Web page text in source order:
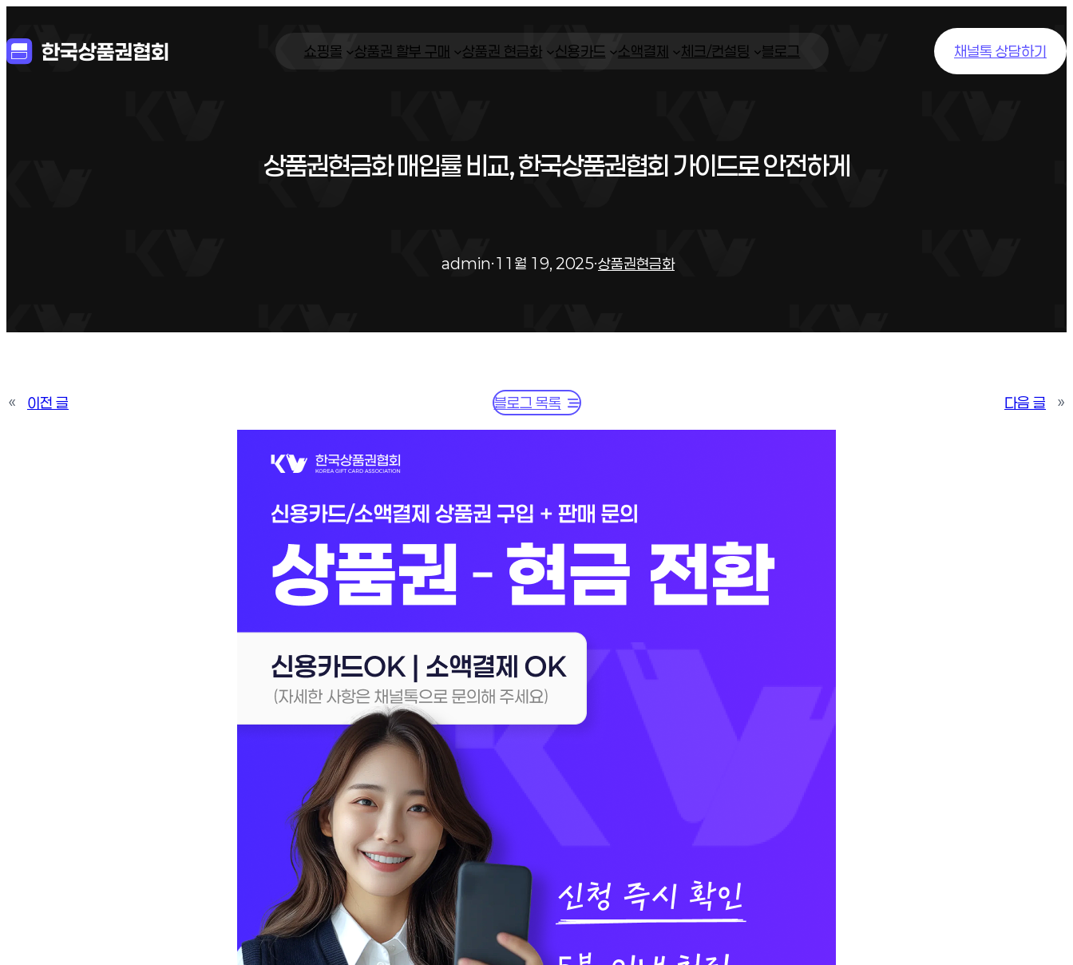
쇼핑몰 상품권 할부 구매 상품권 현금화 신용카드 소액결제 체크/컨설팅 블로그 채널톡 상담하기
상품권현금화 매입률 비교, 한국상품권협회 가이드로 안전하게
admin·11월 19, 2025·상품권현금화
« 이전 글 블로그 목록 다음 글 »